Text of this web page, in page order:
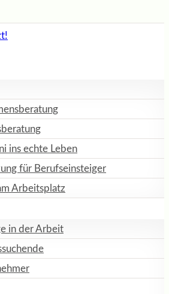
ins echte Leben
für Berufseinsteiger
Arbeitsplatz
in der Arbeit